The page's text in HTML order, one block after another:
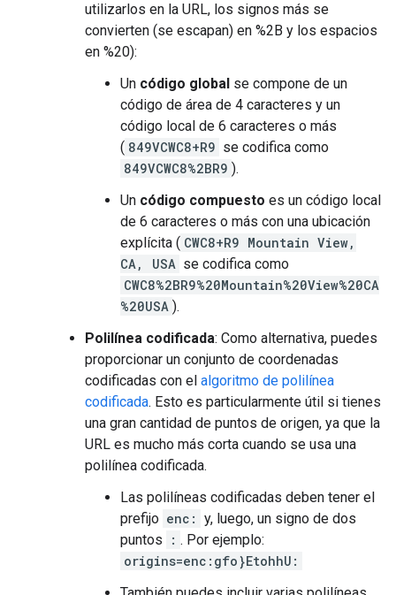
utilizarlos en la URL, los signos más se
convierten (se escapan) en %2B y los espacios
en %20):
Un código global se compone de un
código de área de 4 caracteres y un
código local de 6 caracteres o más
( 849VCWC8+R9 se codifica como
849VCWC8%2BR9 ).
Un código compuesto es un código local
de 6 caracteres o más con una ubicación
explícita ( CWC8+R9 Mountain View,
CA, USA se codifica como
CWC8%2BR9%20Mountain%20View%20CA
%20USA ).
Polilínea codificada: Como alternativa, puedes
proporcionar un conjunto de coordenadas
codificadas con el algoritmo de polilínea
codificada. Esto es particularmente útil si tienes
una gran cantidad de puntos de origen, ya que la
URL es mucho más corta cuando se usa una
polilínea codificada.
Las polilíneas codificadas deben tener el
prefijo enc: y, luego, un signo de dos
puntos
: . Por ejemplo:
origins=enc:gfo}EtohhU: